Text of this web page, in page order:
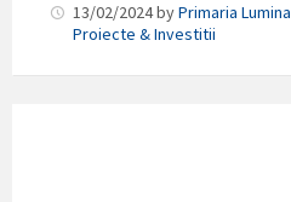
13/02/2024byPrimaria Lumina
Proiecte & Investitii